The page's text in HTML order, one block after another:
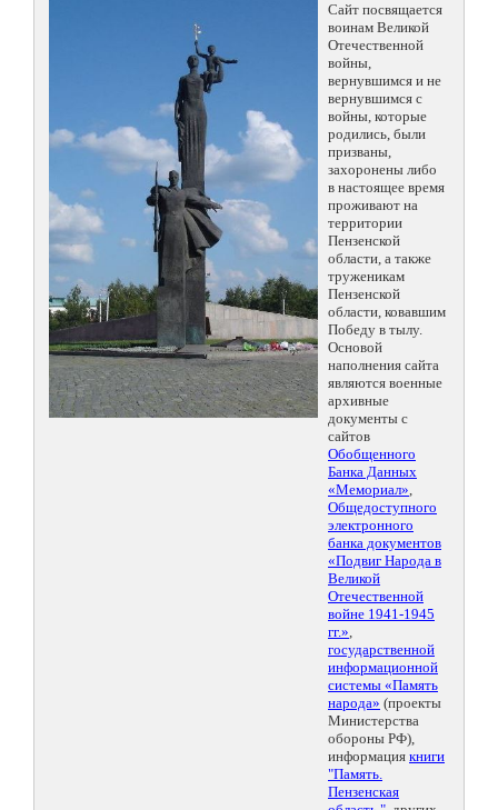
Сайт посвящается
воинам Великой
Отечественной
войны,
вернувшимся и не
вернувшимся с
войны, которые
родились, были
призваны,
захоронены либо
в настоящее время
проживают на
территории
Пензенской
области, а также
труженикам
Пензенской
области, ковавшим
Победу в тылу.
Основой
наполнения сайта
являются военные
архивные
документы с
сайтов
Обобщенного
Банка Данных
«Мемориал»,
Общедоступного
электронного
банка документов
«Подвиг Народа в
Великой
Отечественной
войне 1941-1945
гг.»,
государственной
информационной
системы «Память
народа» (проекты
Министерства
обороны РФ),
информация книги
"Память.
Пензенская